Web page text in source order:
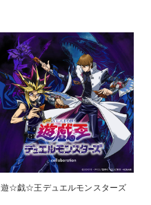
遊☆戯☆王デュエルモンスターズ